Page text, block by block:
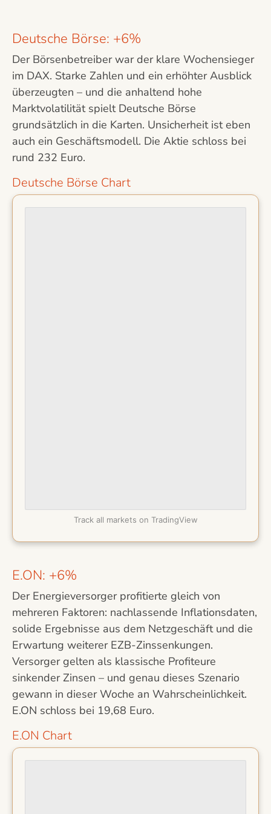
Deutsche Börse: +6%
Der Börsenbetreiber war der klare Wochensieger
im DAX. Starke Zahlen und ein erhöhter Ausblick
überzeugten – und die anhaltend hohe
Marktvolatilität spielt Deutsche Börse
grundsätzlich in die Karten. Unsicherheit ist eben
auch ein Geschäftsmodell. Die Aktie schloss bei
rund 232 Euro.
Deutsche Börse Chart
Track all markets on TradingView
E.ON: +6%
Der Energieversorger profitierte gleich von
mehreren Faktoren: nachlassende Inflationsdaten,
solide Ergebnisse aus dem Netzgeschäft und die
Erwartung weiterer EZB-Zinssenkungen.
Versorger gelten als klassische Profiteure
sinkender Zinsen – und genau dieses Szenario
gewann in dieser Woche an Wahrscheinlichkeit.
E.ON schloss bei 19,68 Euro.
E.ON Chart